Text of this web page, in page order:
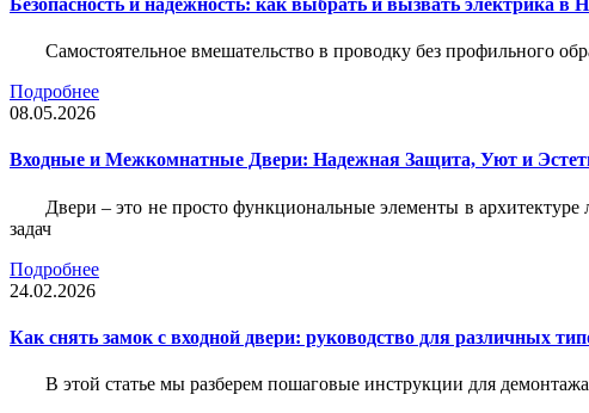
Самостоятельное вмешательство в проводку без профильного
Подробнее
08.05.2026
Входные и Межкомнатные Двери: Надежная Защита, Уют и
Двери – это не просто функциональные элементы в
задач
Подробнее
24.02.2026
Как снять замок с входной двери: руководство для различных
В этой статье мы разберем пошаговые инструкции для